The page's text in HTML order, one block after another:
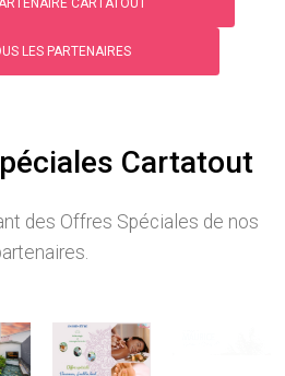
CARTATOUT
LES PARTENAIRES
Cartatout
des Offres Spéciales de nos